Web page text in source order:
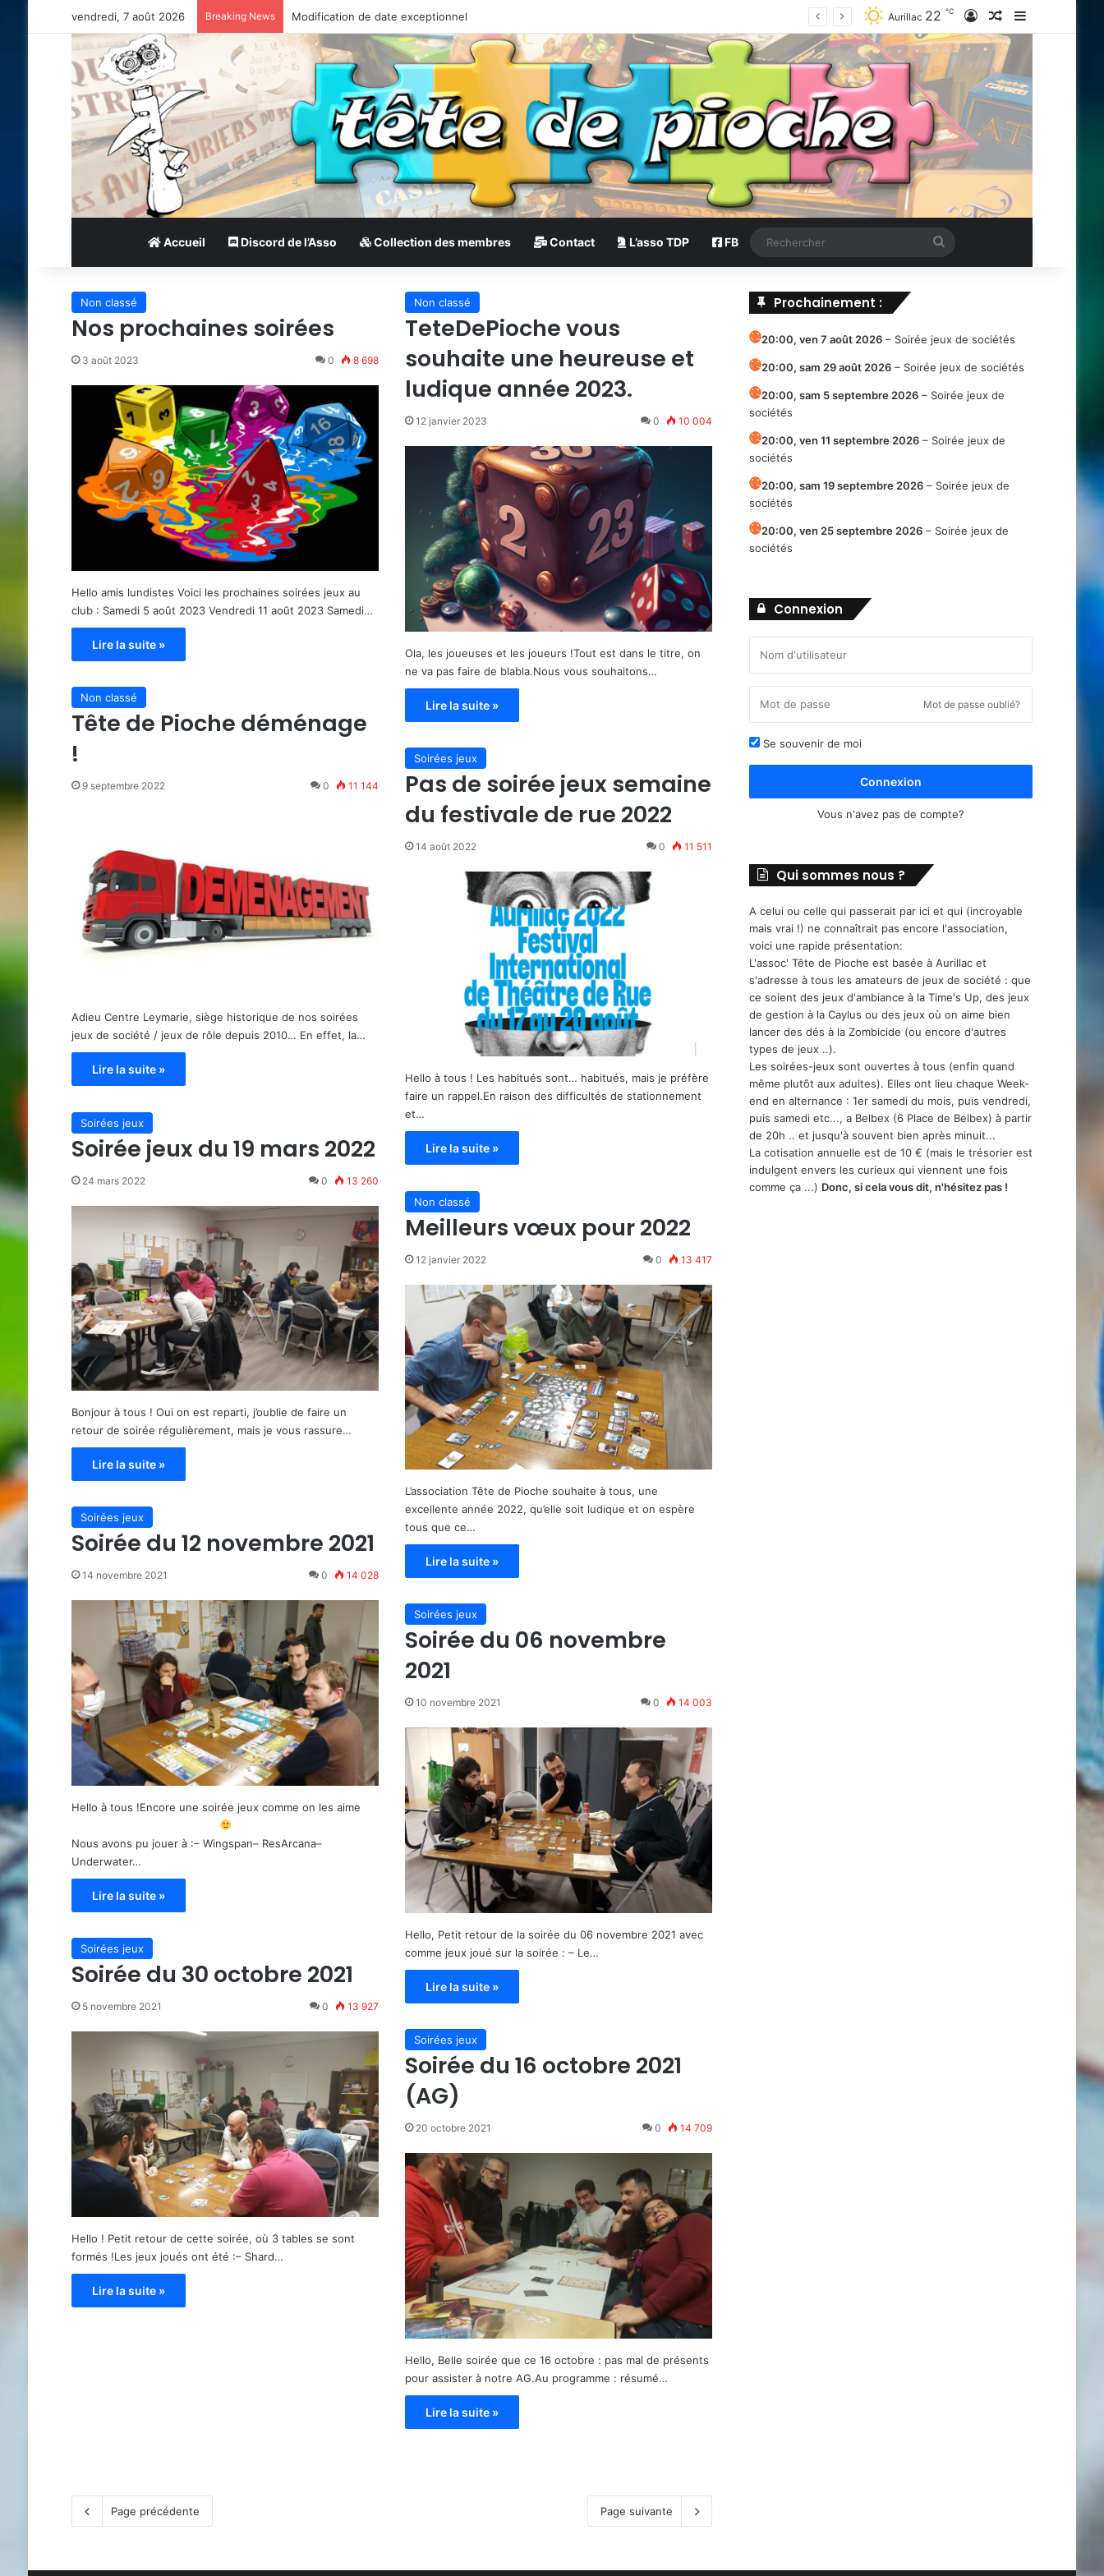
vendredi, 7 août 2026 Breaking News Modification de date exceptionnel Aurillac 22 ℃ Connexion
Article Aléatoire
Sidebar
Accueil Discord de l’Asso Collection des membres Contact L’asso TDP FB Rechercher
Non classé
Nos prochaines soirées
3 août 2023 0 8 698
Hello amis lundistes Voici les prochaines soirées jeux au
club : Samedi 5 août 2023 Vendredi 11 août 2023 Samedi…
Lire la suite »
Non classé
TeteDePioche vous
souhaite une heureuse et
ludique année 2023.
12 janvier 2023 0 10 004
Ola, les joueuses et les joueurs !Tout est dans le titre, on
ne va pas faire de blabla.Nous vous souhaitons…
Lire la suite »
Non classé
Tête de Pioche déménage
!
9 septembre 2022 0 11 144
Adieu Centre Leymarie, siège historique de nos soirées
jeux de société / jeux de rôle depuis 2010… En effet, la…
Lire la suite »
Soirées jeux
Pas de soirée jeux semaine
du festivale de rue 2022
14 août 2022 0 11 511
Hello à tous ! Les habitués sont… habitués, mais je préfère
faire un rappel.En raison des difficultés de stationnement
et…
Lire la suite »
Soirées jeux
Soirée jeux du 19 mars 2022
24 mars 2022 0 13 260
Bonjour à tous ! Oui on est reparti, j’oublie de faire un
retour de soirée régulièrement, mais je vous rassure…
Lire la suite »
Non classé
Meilleurs vœux pour 2022
12 janvier 2022 0 13 417
L’association Tête de Pioche souhaite à tous, une
excellente année 2022, qu’elle soit ludique et on espère
tous que ce…
Lire la suite »
Soirées jeux
Soirée du 12 novembre 2021
14 novembre 2021 0 14 028
Hello à tous !Encore une soirée jeux comme on les aime
Nous avons pu jouer à :– Wingspan– ResArcana–
Underwater…
Lire la suite »
Soirées jeux
Soirée du 06 novembre
2021
10 novembre 2021 0 14 003
Hello, Petit retour de la soirée du 06 novembre 2021 avec
comme jeux joué sur la soirée : – Le…
Lire la suite »
Soirées jeux
Soirée du 30 octobre 2021
5 novembre 2021 0 13 927
Hello ! Petit retour de cette soirée, où 3 tables se sont
formés !Les jeux joués ont été :– Shard…
Lire la suite »
Soirées jeux
Soirée du 16 octobre 2021
(AG)
20 octobre 2021 0 14 709
Hello, Belle soirée que ce 16 octobre : pas mal de présents
pour assister à notre AG.Au programme : résumé…
Lire la suite »
Page précédente Page suivante
Prochainement :
20:00, ven 7 août 2026 – Soirée jeux de sociétés
20:00, sam 29 août 2026 – Soirée jeux de sociétés
20:00, sam 5 septembre 2026 – Soirée jeux de
sociétés
20:00, ven 11 septembre 2026 – Soirée jeux de
sociétés
20:00, sam 19 septembre 2026 – Soirée jeux de
sociétés
20:00, ven 25 septembre 2026 – Soirée jeux de
sociétés
Connexion
Mot de passe oublié?
Se souvenir de moi
Connexion
Vous n'avez pas de compte?
Qui sommes nous ?
A celui ou celle qui passerait par ici et qui (incroyable
mais vrai !) ne connaîtrait pas encore l'association,
voici une rapide présentation:
L'assoc' Tête de Pioche est basée à Aurillac et
s'adresse à tous les amateurs de jeux de société : que
ce soient des jeux d'ambiance à la Time's Up, des jeux
de gestion à la Caylus ou des jeux où on aime bien
lancer des dés à la Zombicide (ou encore d'autres
types de jeux ..).
Les soirées-jeux sont ouvertes à tous (enfin quand
même plutôt aux adultes). Elles ont lieu chaque Week-
end en alternance : 1er samedi du mois, puis vendredi,
puis samedi etc..., a Belbex (6 Place de Belbex) à partir
de 20h .. et jusqu'à souvent bien après minuit...
La cotisation annuelle est de 10 € (mais le trésorier est
indulgent envers les curieux qui viennent une fois
comme ça ...) Donc, si cela vous dit, n'hésitez pas !